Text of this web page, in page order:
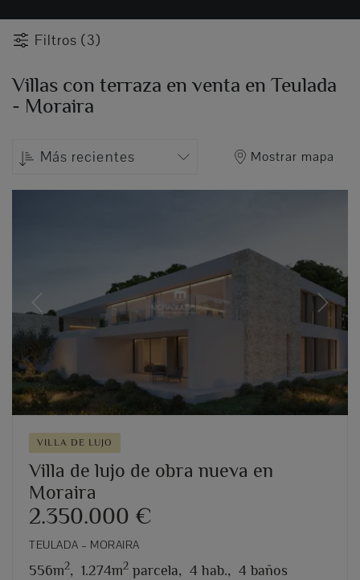
Filtros (3)
Villas con terraza en venta en Teulada
- Moraira
Más recientes Mostrar mapa
Previous Next
VILLA DE LUJO
Villa de lujo de obra nueva en
Moraira
2.350.000 €
TEULADA – MORAIRA
556m2, 1.274m2 parcela, 4 hab., 4 baños